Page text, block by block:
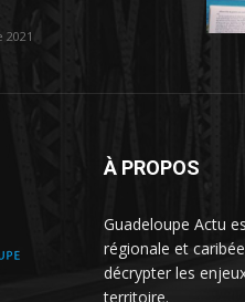
À PROPOS
Guadeloupe Actu
régionale et
décrypter les
territoire.